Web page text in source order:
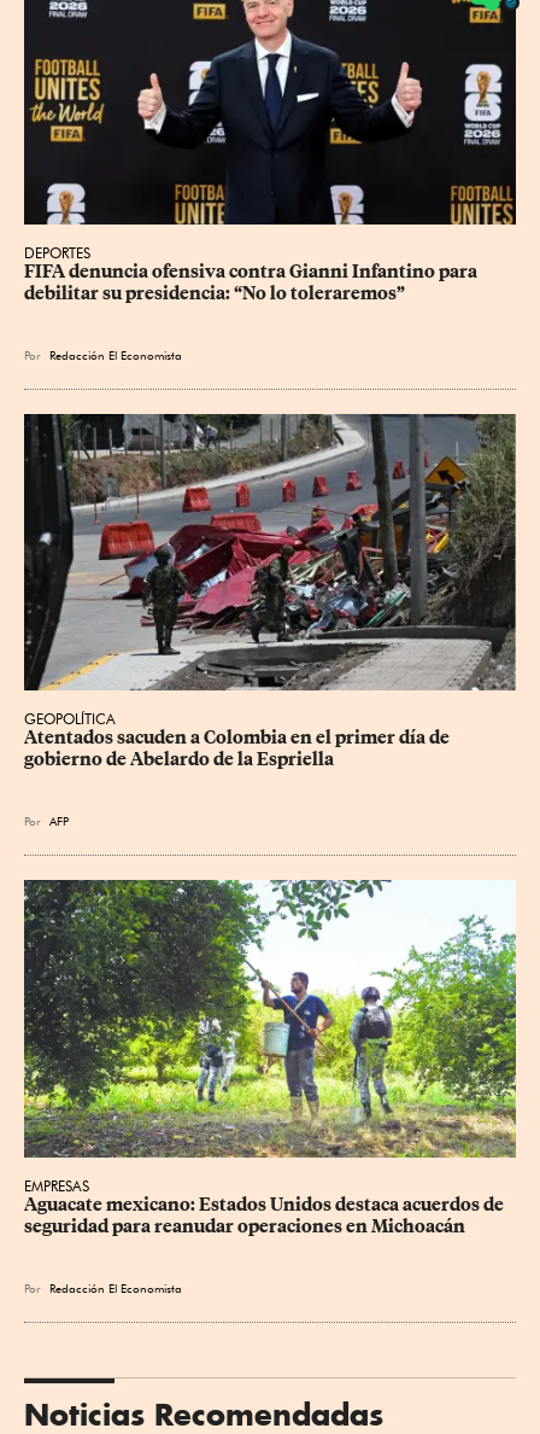
DEPORTES
FIFA denuncia ofensiva contra Gianni Infantino para
debilitar su presidencia: “No lo toleraremos”
Por Redacción El Economista
GEOPOLÍTICA
Atentados sacuden a Colombia en el primer día de
gobierno de Abelardo de la Espriella
Por AFP
EMPRESAS
Aguacate mexicano: Estados Unidos destaca acuerdos de
seguridad para reanudar operaciones en Michoacán
Por Redacción El Economista
Noticias Recomendadas